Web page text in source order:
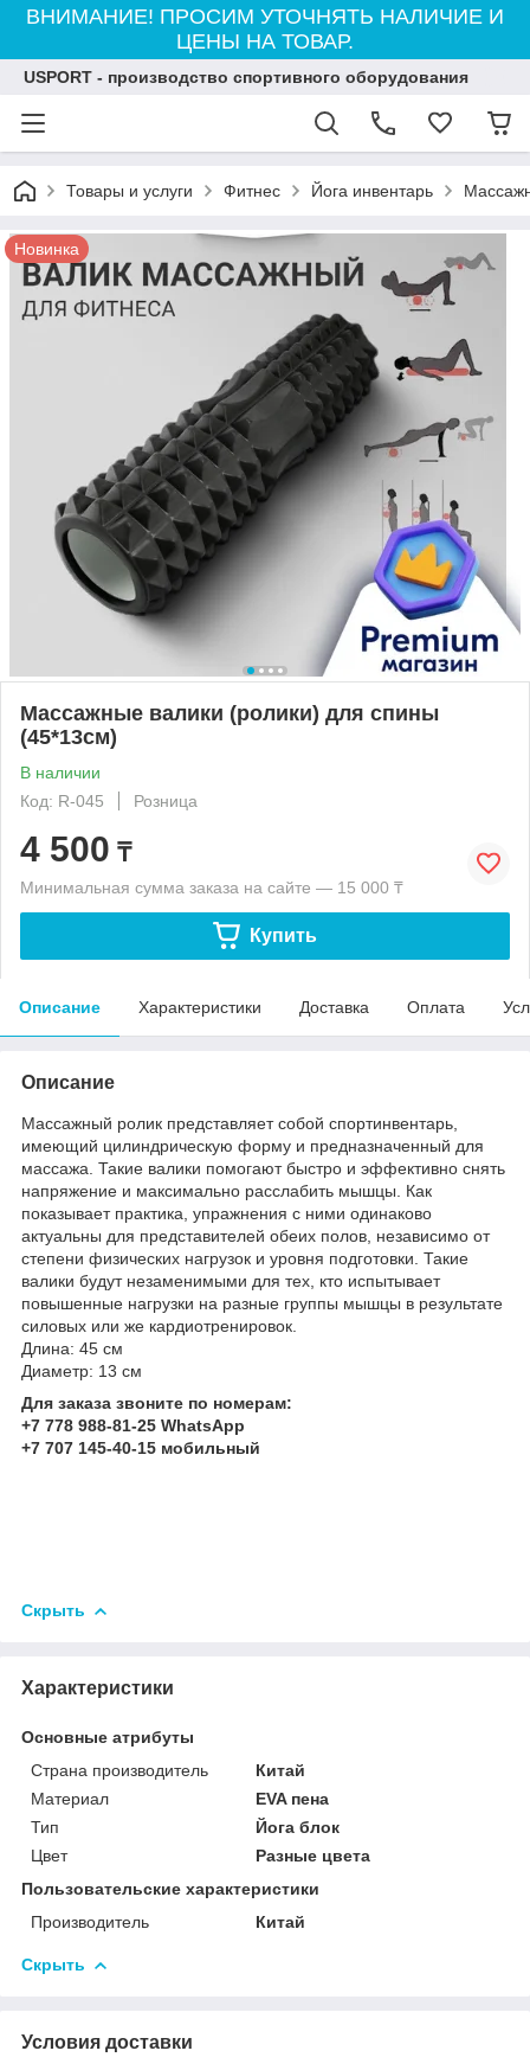
ВНИМАНИЕ! ПРОСИМ УТОЧНЯТЬ НАЛИЧИЕ И
ЦЕНЫ НА ТОВАР.
USPORT - производство спортивного оборудования
Товары и услуги Фитнес Йога инвентарь
Новинка
Массажные валики (ролики) для спины
(45*13см)
В наличии
Код: R-045
Розница
4 500 ₸
Минимальная сумма заказа на сайте — 15 000 ₸
Купить
Описание Характеристики Доставка Оплата
Описание
Массажный ролик представляет собой спортинвентарь,
имеющий цилиндрическую форму и предназначенный для
массажа. Такие валики помогают быстро и эффективно снять
напряжение и максимально расслабить мышцы. Как
показывает практика, упражнения с ними одинаково
актуальны для представителей обеих полов, независимо от
степени физических нагрузок и уровня подготовки. Такие
валики будут незаменимыми для тех, кто испытывает
повышенные нагрузки на разные группы мышцы в результате
силовых или же кардиотренировок.
Длина: 45 см
Диаметр: 13 см
Для заказа звоните по номерам:
+7 778 988-81-25 WhatsApp
+7 707 145-40-15 мобильный
Скрыть
Характеристики
Основные атрибуты
Страна производитель
Китай
Материал
EVA пена
Тип
Йога блок
Цвет
Разные цвета
Пользовательские характеристики
Производитель
Китай
Скрыть
Условия доставки